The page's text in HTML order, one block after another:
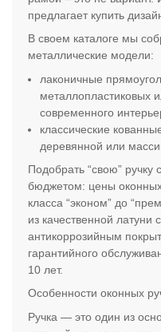
предлагает купить
В своем каталоге мы
металлические модели:
лаконичные
металлопластиковых
современного
классические
деревянной или
Подобрать “свою”
бюджетом: цены
класса “эконом” до
из качественной латуни
антикоррозийным
гарантийного
10 лет.
Особенности оконных
Ручка — это один из